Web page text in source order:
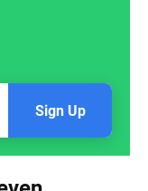
Sign Up